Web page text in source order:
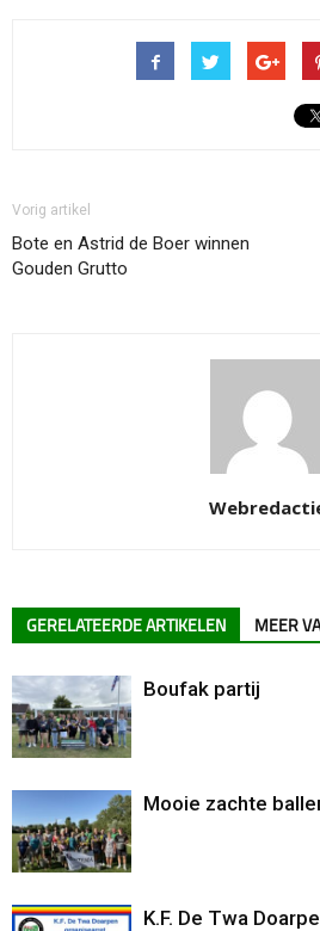
Vorig artikel
Bote en Astrid de Boer winnen
Gouden Grutto
GERELATEERDE ARTIKELEN MEER
Boufak partij
Mooie zachte
K.F. De Twa